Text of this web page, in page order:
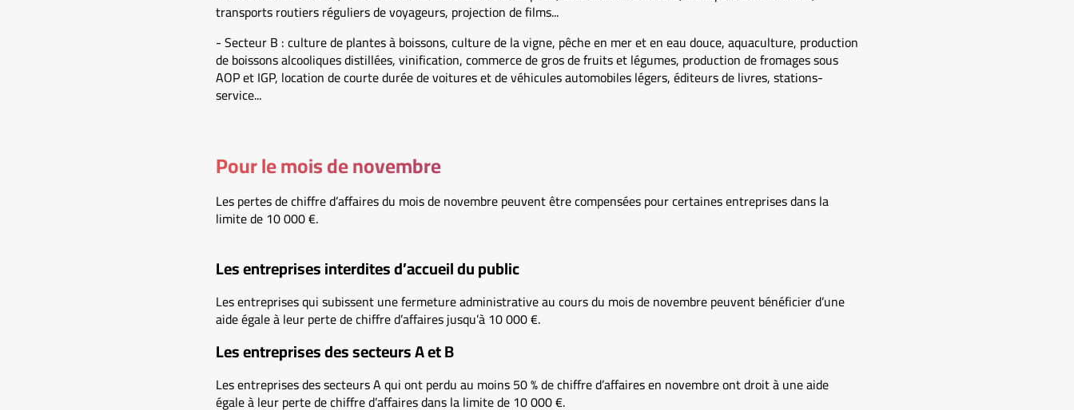
transports routiers réguliers de voyageurs, projection de films...
- Secteur B : culture de plantes à boissons, culture de la vigne, pêche en mer et en eau douce, aquaculture, production
de boissons alcooliques distillées, vinification, commerce de gros de fruits et légumes, production de fromages sous
AOP et IGP, location de courte durée de voitures et de véhicules automobiles légers, éditeurs de livres, stations-
service...
Pour le mois de novembre
Les pertes de chiffre d’affaires du mois de novembre peuvent être compensées pour certaines entreprises dans la
limite de 10 000 €.
Les entreprises interdites d’accueil du public
Les entreprises qui subissent une fermeture administrative au cours du mois de novembre peuvent bénéficier d’une
aide égale à leur perte de chiffre d’affaires jusqu’à 10 000 €.
Les entreprises des secteurs A et B
Les entreprises des secteurs A qui ont perdu au moins 50 % de chiffre d’affaires en novembre ont droit à une aide
égale à leur perte de chiffre d’affaires dans la limite de 10 000 €.